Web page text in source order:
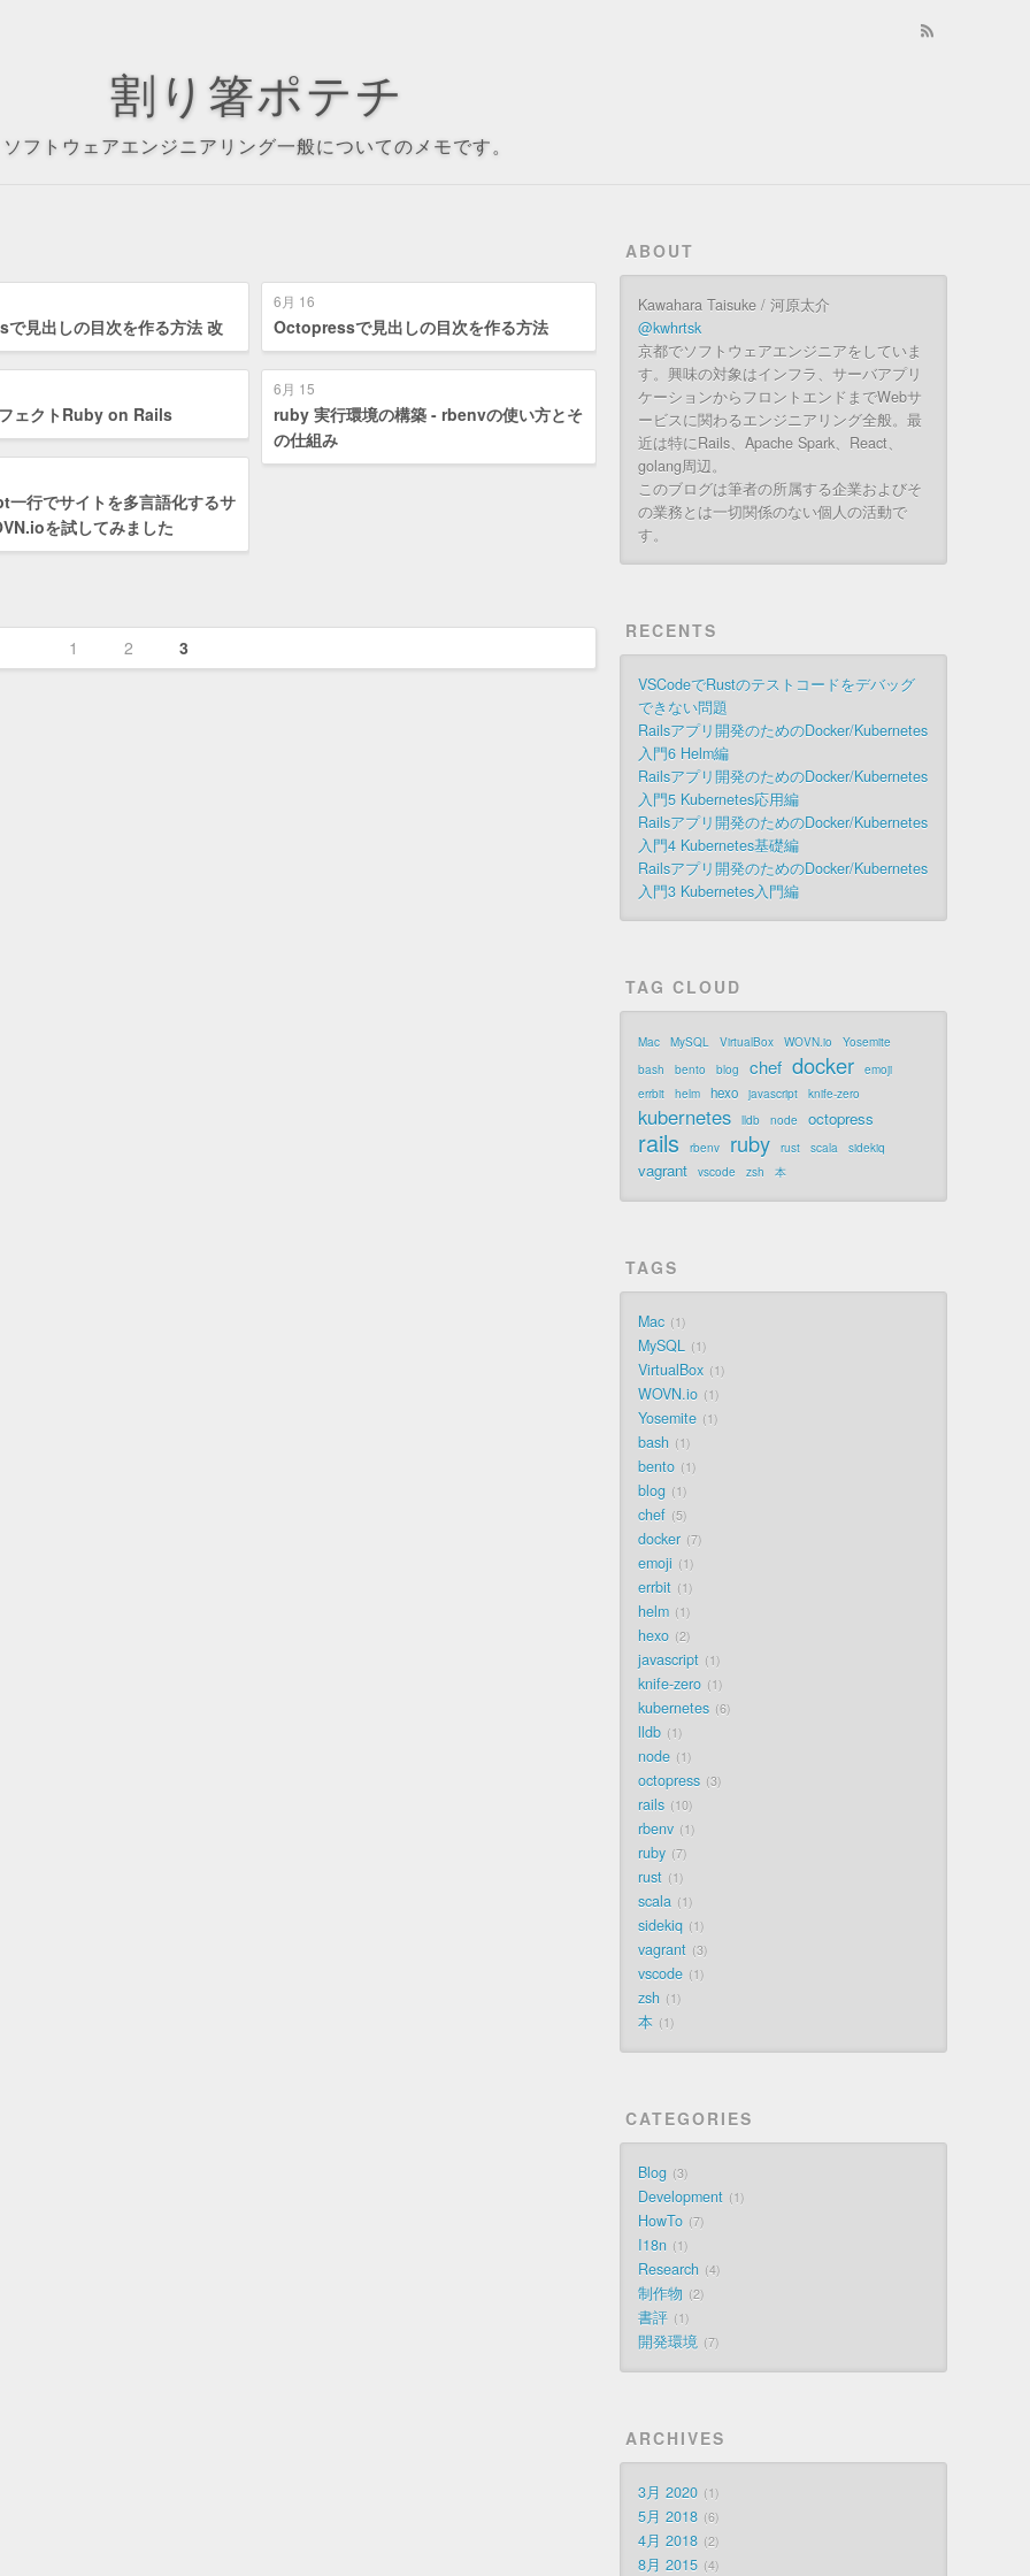
割り箸ポテチ
ソフトウェアエンジニアリング一般についてのメモです。
見出しの目次を作る方法 改
ェクトRuby on Rails
行でサイトを多言語化するサ
を試してみました
6月 16
Octopressで見出しの目次を作る方法
6月 15
ruby 実行環境の構築 - rbenvの使い方とそ
の仕組み
1 2 3
ABOUT
Kawahara Taisuke / 河原太介
@kwhrtsk
京都でソフトウェアエンジニアをしていま
す。興味の対象はインフラ、サーバアプリ
ケーションからフロントエンドまでWebサ
ービスに関わるエンジニアリング全般。最
近は特にRails、Apache Spark、React、
golang周辺。
このブログは筆者の所属する企業およびそ
の業務とは一切関係のない個人の活動で
す。
RECENTS
VSCodeでRustのテストコードをデバッグ
できない問題
Railsアプリ開発のためのDocker/Kubernetes
入門6 Helm編
Railsアプリ開発のためのDocker/Kubernetes
入門5 Kubernetes応用編
Railsアプリ開発のためのDocker/Kubernetes
入門4 Kubernetes基礎編
Railsアプリ開発のためのDocker/Kubernetes
入門3 Kubernetes入門編
TAG CLOUD
Mac MySQL VirtualBox WOVN.io
Yosemite
bash
bento blog chef docker
emoji
errbit
helm hexo javascript knife-zero
kubernetes lldb node octopress
rails rbenv ruby rust scala sidekiq
vagrant vscode zsh 本
TAGS
Mac 1
MySQL 1
VirtualBox 1
WOVN.io 1
Yosemite 1
bash 1
bento 1
blog 1
chef 5
docker 7
emoji 1
errbit 1
helm 1
hexo 2
javascript 1
knife-zero 1
kubernetes 6
lldb 1
node 1
octopress 3
rails 10
rbenv 1
ruby 7
rust 1
scala 1
sidekiq 1
vagrant 3
vscode 1
zsh 1
本 1
CATEGORIES
Blog 3
Development 1
HowTo 7
I18n 1
Research 4
制作物 2
書評 1
開発環境 7
ARCHIVES
3月 2020 1
5月 2018 6
4月 2018 2
8月 2015 4